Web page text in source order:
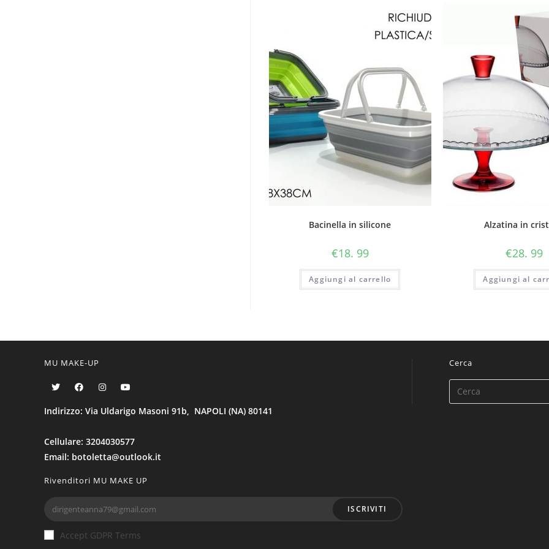
Bacinella in silicone
€18. 99
Aggiungi al carrello
Alzatina in
€28. 99
Aggiungi al
MU MAKE-UP
Indirizzo: Via Uldarigo Masoni 91b, NAPOLI (NA) 80141
Cellulare: 3204030577
Email: botoletta@outlook.it
Rivenditori MU MAKE UP
ISCRIVITI
Accept GDPR Terms
Cerca